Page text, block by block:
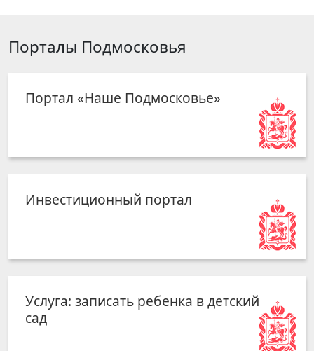
Порталы Подмосковья
Портал «Наше Подмосковье»
Инвестиционный портал
Услуга: записать ребенка в детский
сад